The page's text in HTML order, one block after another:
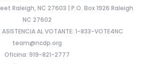
Raleigh, NC 27603 | P.O. Box 1926 Raleigh
NC 27602
ASISTENCIA AL VOTANTE: 1-833-VOTE4NC
team@ncdp.org
Oficina: 919-821-2777